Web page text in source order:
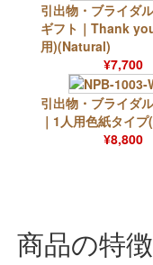
引出物・ブライダ
ギフト｜Thank
用)(Natural)
¥7,700
引出物・ブライダ
｜1人用色紙タイ
¥8,800
商品の特